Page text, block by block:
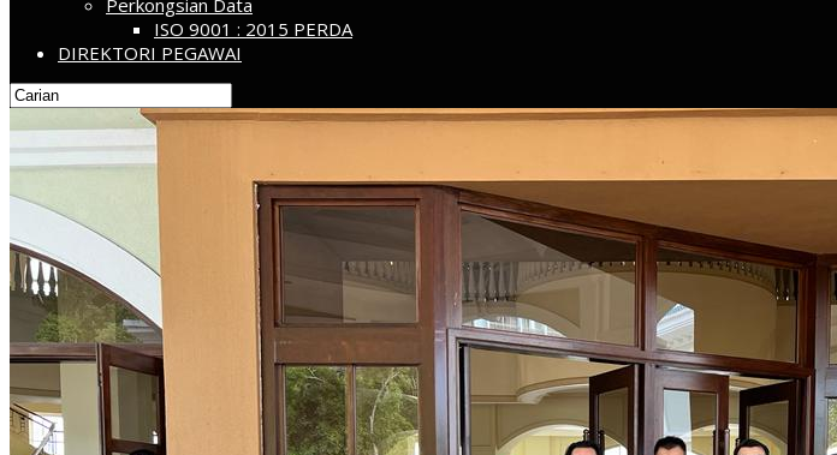
Perkongsian Data
ISO 9001 : 2015 PERDA
DIREKTORI PEGAWAI